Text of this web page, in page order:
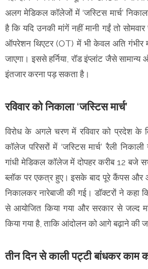
अलग मेडिकल कॉलेजों में ‘जस्टिस मार्च’
है कि यदि उनकी मांगें नहीं मानी गईं तो
ऑपरेशन थिएटर (OT) में भी केवल अति गंभीर
जाएगा। इससे हर्निया, रॉड इंप्लांट जैसे
इंतजार करना पड़ सकता है।
रविवार को निकाला ‘जस्टिस मार्च’
विरोध के अगले चरण में रविवार को प्रदेश के
कॉलेज परिसरों में ‘जस्टिस मार्च’ रैली
गांधी मेडिकल कॉलेज में दोपहर करीब 12 बजे
ब्लॉक पर एकत्र हुए। इसके बाद पूरे कैंपस और
निकालकर नारेबाजी की गई। डॉक्टरों ने कहा
से आयोजित किया गया और सरकार से जल्द
किया गया है, ताकि आंदोलन को आगे बढ़ाने की
तीन दिन से काली पट्टी बांधकर काम